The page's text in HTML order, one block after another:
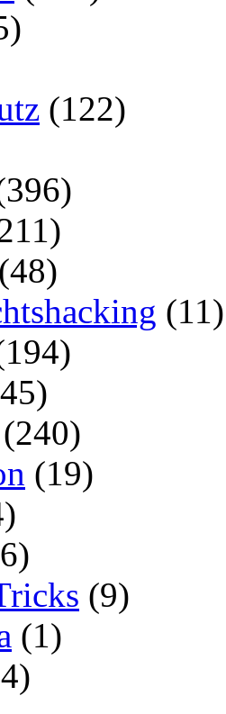
(122)
(48)
(11)
(240)
(19)
(9)
(1)